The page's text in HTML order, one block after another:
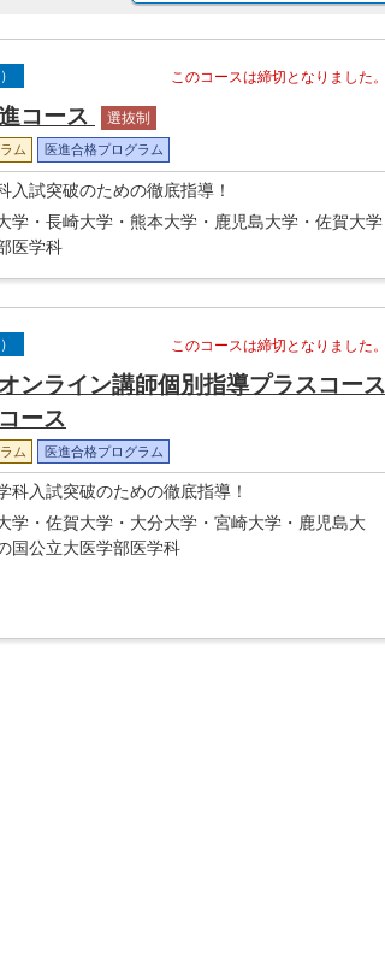
このコースは締切となりました。
コース 選抜制
ム 医進合格プログラム
入試突破のための徹底指導！
学・長崎大学・熊本大学・鹿児島大学・佐賀大学
医学科
このコースは締切となりました。
ンライン講師個別指導プラスコース
ース
ム 医進合格プログラム
科入試突破のための徹底指導！
学・佐賀大学・大分大学・宮崎大学・鹿児島大
国公立大医学部医学科